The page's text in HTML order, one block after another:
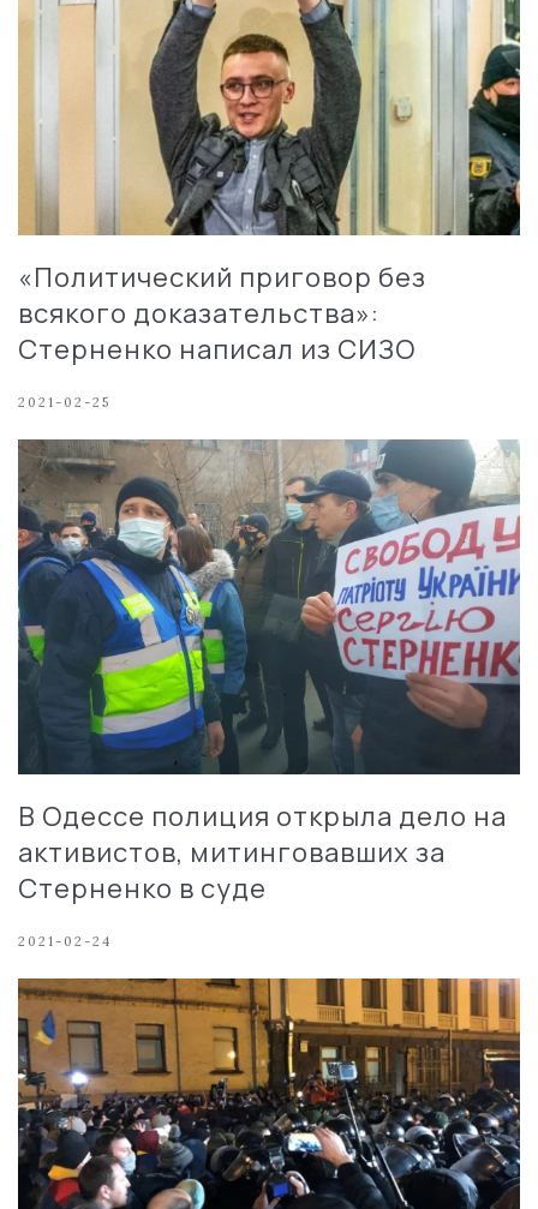
«Политический приговор без
всякого доказательства»:
Стерненко написал из СИЗО
2021-02-25
В Одессе полиция открыла дело на
активистов, митинговавших за
Стерненко в суде
2021-02-24